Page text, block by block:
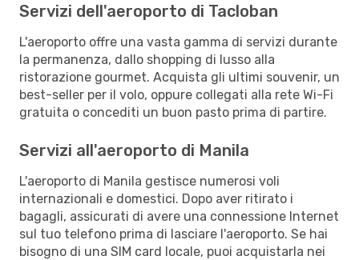
Servizi dell'aeroporto di Tacloban
L'aeroporto offre una vasta gamma di servizi durante
la permanenza, dallo shopping di lusso alla
ristorazione gourmet. Acquista gli ultimi souvenir, un
best-seller per il volo, oppure collegati alla rete Wi-Fi
gratuita o concediti un buon pasto prima di partire.
Servizi all'aeroporto di Manila
L'aeroporto di Manila gestisce numerosi voli
internazionali e domestici. Dopo aver ritirato i
bagagli, assicurati di avere una connessione Internet
sul tuo telefono prima di lasciare l'aeroporto. Se hai
bisogno di una SIM card locale, puoi acquistarla nei